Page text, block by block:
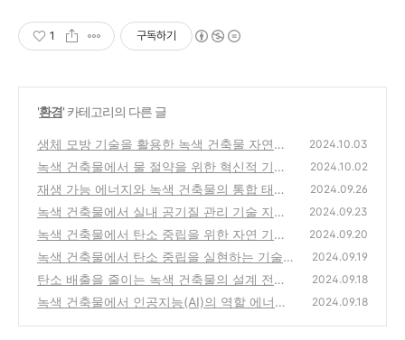
1 구독하기
'환경' 카테고리의 다른 글
생체 모방 기술을 활용한 녹색 건축물 자연에
서 영감을 받은 설계
(0)
2024.10.03
녹색 건축물에서 물 절약을 위한 혁신적 기술
빗물 재활용과 회수 시스템
(3)
2024.10.02
재생 가능 에너지와 녹색 건축물의 통합 태양
광 풍력 지열의 효율성 극대화
(4)
2024.09.26
녹색 건축물에서 실내 공기질 관리 기술 지속
가능한 실내 환경 조성
(1)
2024.09.23
녹색 건축물에서 탄소 중립을 위한 자연 기반
해결책 (Nature-Based Solutions)
(1)
2024.09.20
녹색 건축물에서 탄소 중립을 실현하는 기술
(4)
2024.09.19
탄소 배출을 줄이는 녹색 건축물의 설계 전략
(1)
2024.09.18
녹색 건축물에서 인공지능(AI)의 역할 에너지
2024.09.18